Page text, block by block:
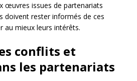
œuvres issues de partenariats
doivent rester informés de ces
au mieux leurs intérêts.
conflits et
les partenariats